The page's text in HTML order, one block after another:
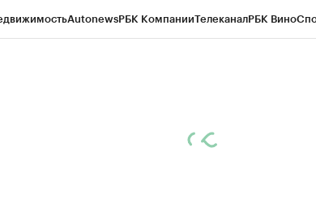
AutonewsРБК КомпанииТелеканалРБК Вино